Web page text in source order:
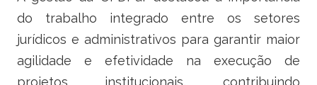
do trabalho integrado entre os setores
jurídicos e administrativos para garantir maior
agilidade e efetividade na execução de